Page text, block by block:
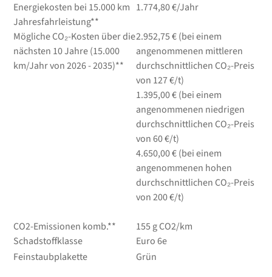
Energiekosten bei 15.000 km
Jahresfahrleistung**
1.774,80 €/Jahr
Mögliche CO₂-Kosten über die
nächsten 10 Jahre (15.000
km/Jahr von 2026 - 2035)**
2.952,75 € (bei einem
angenommenen mittleren
durchschnittlichen CO₂-Preis
von 127 €/t)
1.395,00 € (bei einem
angenommenen niedrigen
durchschnittlichen CO₂-Preis
von 60 €/t)
4.650,00 € (bei einem
angenommenen hohen
durchschnittlichen CO₂-Preis
von 200 €/t)
CO2-Emissionen komb.**
155 g CO2/km
Schadstoffklasse
Euro 6e
Feinstaubplakette
Grün